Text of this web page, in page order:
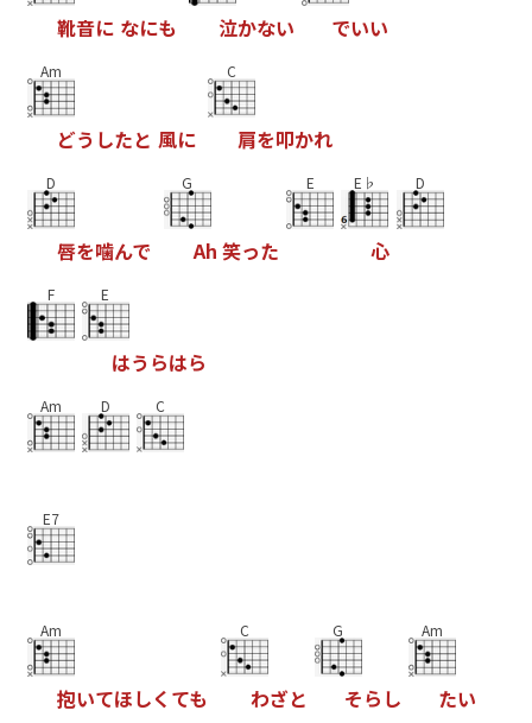
靴音に なにも 泣かない でいい
Am
どう したと 風に
C
肩を叩かれ
D
唇を噛んで
G
Ah 笑った
E E♭
心
D
F E
はう らはら
Am D C
E7
Am
抱いてほしく ても
C
わざと
G
そら し
Am
たい